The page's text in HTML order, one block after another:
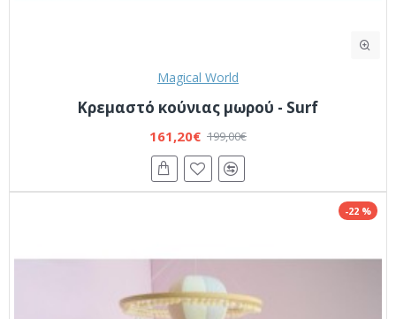
Magical World
Κρεμαστό κούνιας μωρού - Surf
161,20€ 199,00€
-22 %